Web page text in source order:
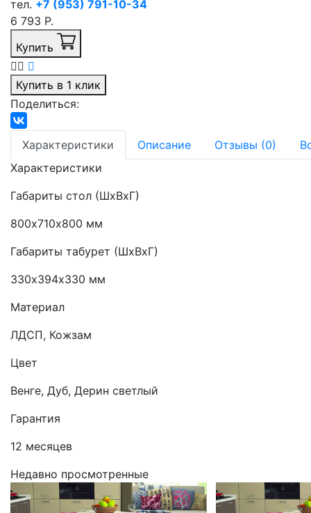
тел. +7 (953) 791-10-34
6 793 Р.
Купить
Купить в 1 клик
Поделиться:
Характеристики Описание Отзывы (0)
Характеристики
Габариты стол (ШхВхГ)
800х710х800 мм
Габариты табурет (ШхВхГ)
330х394х330 мм
Материал
ЛДСП, Кожзам
Цвет
Венге, Дуб, Дерин светлый
Гарантия
12 месяцев
Недавно просмотренные